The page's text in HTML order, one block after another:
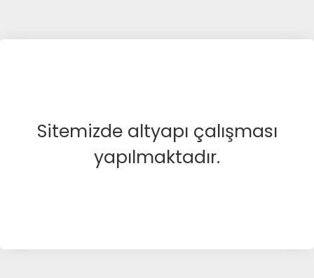
Sitemizde altyapı çalışması
yapılmaktadır.